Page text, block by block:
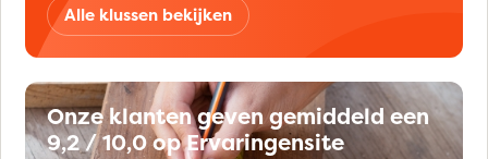
Alle klussen bekijken
Onze klanten geven gemiddeld een
9,2 / 10,0 op Ervaringensite